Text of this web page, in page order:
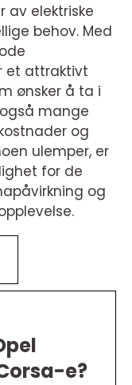
av elektriske
behov. Med
et attraktivt
ønsker å ta i
mange
og
ulemper, er
for de
og
e?